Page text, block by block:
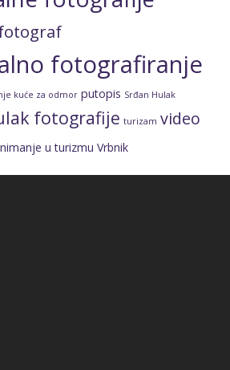
fotografiranje
kuće za odmor putopis Srđan Hulak
fotografije turizam video
u turizmu Vrbnik